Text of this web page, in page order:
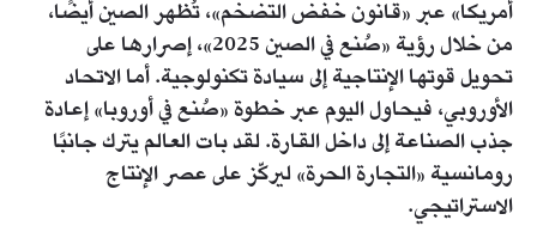
أمريكا» عبر «قانون خفض التضخم»، تُظهر الصين أيضًا،
من خلال رؤية «صُنع في الصين 2025»، إصرارها على
تحويل قوتها الإنتاجية إلى سيادة تكنولوجية. أما الاتحاد
الأوروبي، فيحاول اليوم عبر خطوة «صُنع في أوروبا» إعادة
جذب الصناعة إلى داخل القارة. لقد بات العالم يترك جانبًا
رومانسية «التجارة الحرة» ليركّز على عصر الإنتاج
الاستراتيجي.